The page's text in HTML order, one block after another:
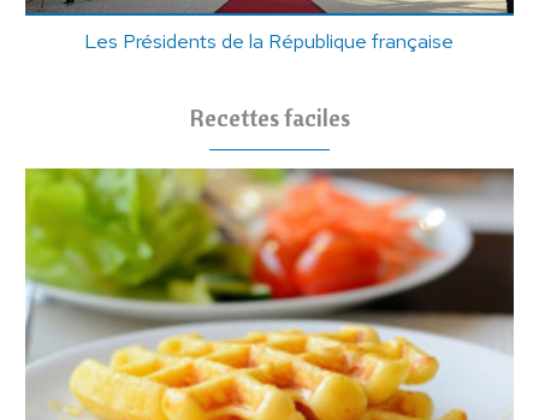
Les Présidents de la République française
Recettes faciles